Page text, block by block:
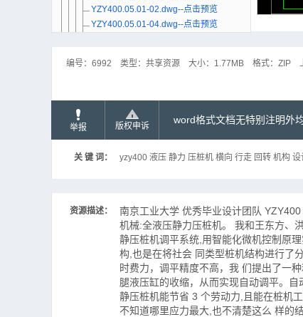
YZY400.05.01-02.dwg--点击预览
YZY400.05.01-04.dwg--点击预览
YZY400.05.01-13.dwg--点击预览
YZY400.05.02-02.dwg--点击预览
YZY400.05.02-03.dwg--点击预览
YZY400.05.02.dwg--点击预览
YZY400.05.03.dwg--点击预览
YZY400.05.04-03.dwg--点击预览
YZY400.05.04-04.dwg--点击预览
YZY400.05.04-05.dwg--点击预览
YZY400.05.04-06.dwg--点击预览
YZY400.05.04.01-01.dwg--点击预览
YZY400.05.04.01-02.dwg--点击预览
YZY400.05.04.01-04.dwg--点击预览
YZY400.05.04.01-05.dwg--点击预览
编号： 6992 类型： 共享资源 大小： 1.77MB 格式： ZIP
举报 版权申诉
word格式文档无特别注明外
关 键 词： yzy400 液压 静力 压桩机 横向 行走 回转 机构 设
资源描述：
南京工业大学 优秀毕业设计团队
机械:全液压静力压桩机。 我和王东方、
静压桩机调平系统,用智能化微机控制原
构,也是在将社会 同类型桩机结构进行了
时费力，调平精度不高，我 们提出了一
腿液压缸的收缩，从而实现自动调平。
静压桩机能节省 3 个劳动力,且能在桩机
不知道哪里应力最大,也不清楚这么 样的